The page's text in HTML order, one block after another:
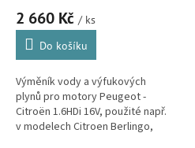
Picasso (161863)
2 660 Kč / ks
Do košíku
Výměník vody a výfukových
plynů pro motory Peugeot -
Citroën 1.6HDi 16V, použité např.
v modelech Citroen Berlingo,